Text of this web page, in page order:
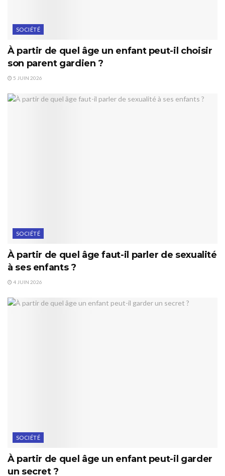
SOCIÉTÉ
À partir de quel âge un enfant peut-il choisir
son parent gardien ?
5 JUIN 2026
SOCIÉTÉ
À partir de quel âge faut-il parler de sexualité
à ses enfants ?
4 JUIN 2026
SOCIÉTÉ
À partir de quel âge un enfant peut-il garder
un secret ?